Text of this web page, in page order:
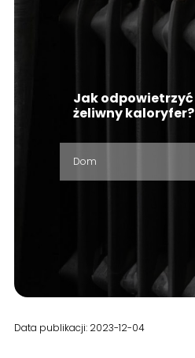
Jak odpowietrzyć
żeliwny kaloryfer?
Dom
Data publikacji: 2023-12-04